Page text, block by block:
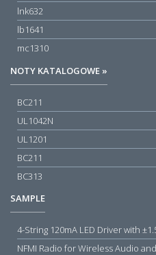
lnk632
lb1641
mc1310
NOTY KATALOGOWE »
BC211
UL1042N
UL1201
BC211
BC313
SAMPLE
4-String 120mA LED Driver with
NFMI Radio for Wireless Audio